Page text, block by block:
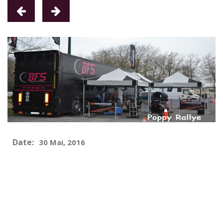
Date: 30 Mai, 2016